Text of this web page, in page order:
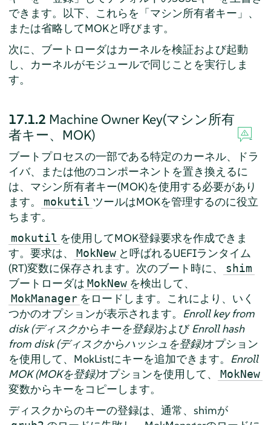
できます。以下、これらを 「マシン所有者キー 」 、
または省略してMOKと呼びます。
次に、ブートローダはカーネルを検証および起動
し、カーネルがモジュールで同じことを実行しま
す。
17.1.2 Machine Owner Key(マシン所有
者キー、MOK)
ブートプロセスの一部である特定のカーネル、ドラ
イバ、または他のコンポーネントを置き換えるに
は、マシン所有者キー(MOK)を使用する必要があり
ます。
mokutil ツールはMOKを管理するのに役立
ちます。
mokutil を使用してMOK登録要求を作成できま
す。要求は、
MokNew と呼ばれるUEFIランタイム
(RT)変数に保存されます。次のブート時に、
shim
ブートローダは MokNew を検出して、
MokManager をロードします。これにより、いく
つかのオプションが表示されます。
Enroll key from
disk (ディスクからキーを登録)および Enroll hash
from disk (ディスクからハッシュを登録)オプション
を使用して、MokListにキーを追加できます。
Enroll
MOK (MOKを登録)オプションを使用して、 MokNew
変数からキーをコピーします。
ディスクからのキーの登録は、通常、shimが